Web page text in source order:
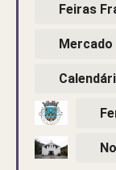
Feiras
Mercado